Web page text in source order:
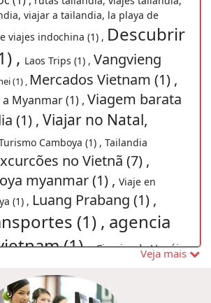
viajar a tailandia, la playa de
viajes indochina (1) , Descubrir
, Laos Trips (1) , Vangvieng
(1) , Mercados Vietnam (1) ,
Myanmar (1) , Viagem barata
(1) , Viajar no Natal,
Camboya (1) , Tailandia
no Vietnã (7) ,
myanmar (1) , Viaje en
(1) , Luang Prabang (1) ,
(1) , agencia
(1) ,Cimeira de Hanói
baratos Laos (1) ,
Veja mais